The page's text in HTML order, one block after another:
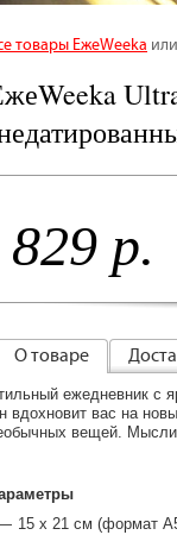
товары ЕжеWeeka или
829 р.
О товаре
ежедневник с
вдохновит вас на
вещей.
15 x 21 см (формат